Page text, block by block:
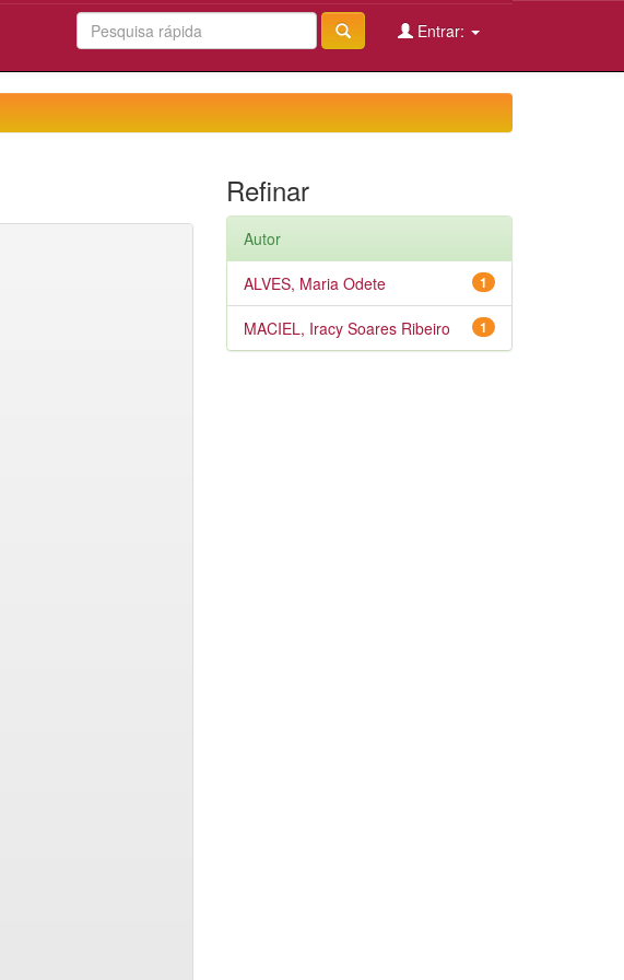
Entrar:
Refinar
Autor
1
ALVES, Maria Odete
1
MACIEL, Iracy Soares Ribeiro